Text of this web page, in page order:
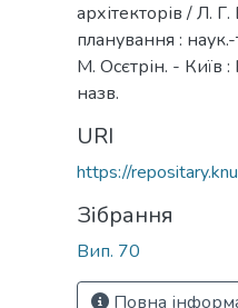
архітекторів / Л.
планування :
М. Осєтрін. - Київ
назв.
URI
https://
Зібрання
Вип. 70
Повна